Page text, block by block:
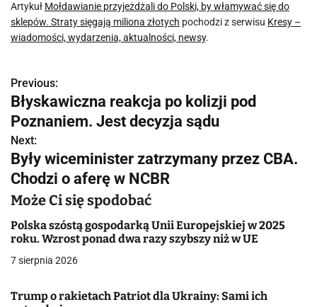
Artykuł Mołdawianie przyjeżdżali do Polski, by włamywać się do
sklepów. Straty sięgają miliona złotych pochodzi z serwisu Kresy –
wiadomości, wydarzenia, aktualności, newsy.
N
a
w
i
g
a
c
a
Previous:
Błyskawiczna reakcja po kolizji pod
Poznaniem. Jest decyzja sądu
Next:
Były wiceminister zatrzymany przez CBA.
Chodzi o aferę w NCBR
Może Ci się spodobać
Polska szóstą gospodarką Unii Europejskiej w 2025
roku. Wzrost ponad dwa razy szybszy niż w UE
7 sierpnia 2026
Trump o rakietach Patriot dla Ukrainy: Sami ich